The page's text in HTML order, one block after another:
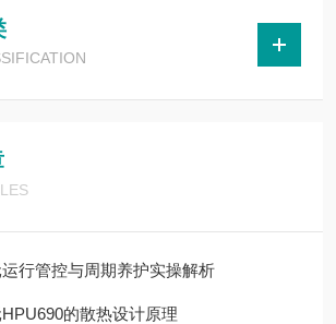
行管控与周期养护实操解析
的散热设计原理